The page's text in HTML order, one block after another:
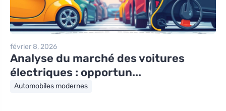
février 8, 2026
Analyse du marché des voitures
électriques : opportun...
Automobiles modernes